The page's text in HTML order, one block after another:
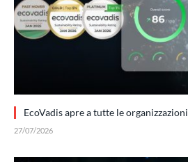
EcoVadis apre a tutte le organizzazioni
27/07/2026